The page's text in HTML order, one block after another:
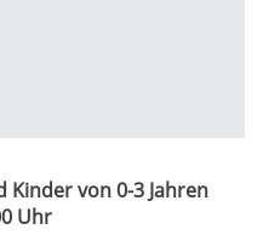
von 0-3 Jahren
Uhr